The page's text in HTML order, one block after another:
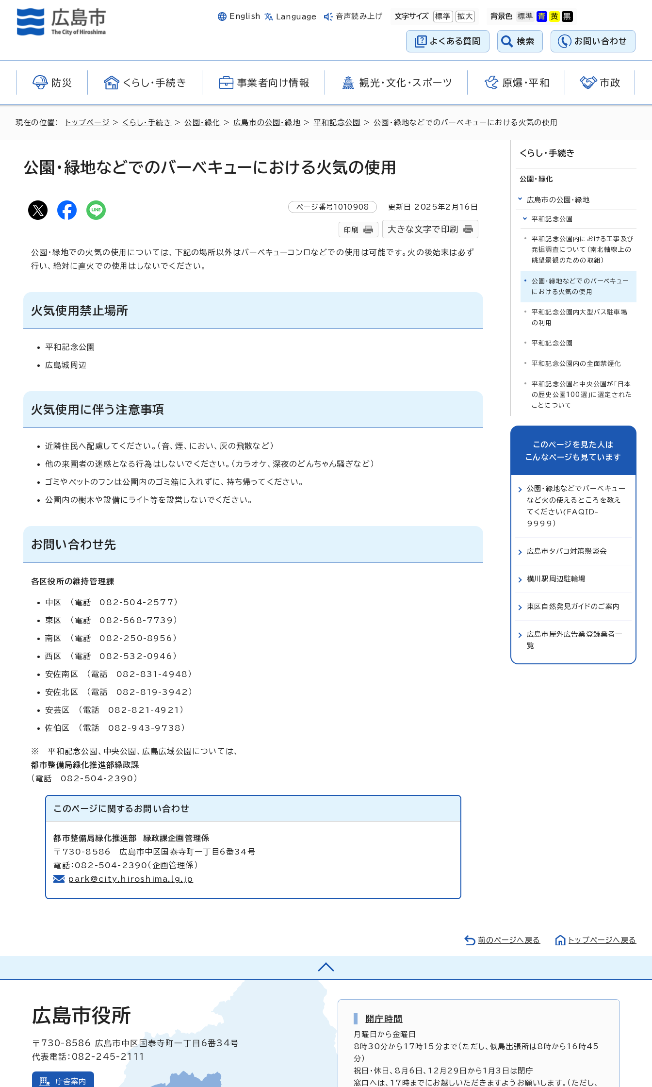
English Language 音声読み上げ 文字サイズ 標準 拡大 背景色
よくある質問 検索 お問い合わせ
防災 くらし・手続き 事業者向け情報 観光・文化・スポーツ 原爆・平和 市政
現在の位置： トップページ > くらし・手続き >公園・緑化 > 広島市の公園・緑地 >平和記念公園 > 公園・緑地などでのバーベキューにおける火気の使用
公園・緑地などでのバーベキューにおける火気の使用
ページ番号1010908 更新日 2025年2月 16 日
印刷 大きな文字で印刷
公園・緑地での火気の使用については、下記の場所以外はバーベキューコンロなどでの使用は可能です。火の後始末は必ず
行い、絶対に直火での使用はしないでください。
火気使用禁止場所
平和記念公園
広島城周辺
火気使用に伴う注意事項
近隣住民へ配慮してください。（音、煙、におい、灰の飛散など）
他の来園者の迷惑となる行為はしないでください。（カラオケ、深夜のどんちゃん騒ぎなど）
ゴミやペットのフンは公園内のゴミ箱に入れずに、持ち帰ってください。
公園内の樹木や設備にライト等を設営しないでください。
お問い合わせ先
各区役所の維持管理課
中区 （電話 082-504-2577）
東区 （電話 082-568-7739）
南区 （電話 082-250-8956）
西区 （電話 082-532-0946）
安佐南区 （電話 082-831-4948）
安佐北区 （電話 082-819-3942）
安芸区 （電話 082-821-4921）
佐伯区 （電話 082-943-9738）
※ 平和記念公園、中央公園、広島広域公園については、
都市整備局緑化推進部緑政課
（電話 082-504-2390）
このページに関する お問い合わせ
都市整備局緑化推進部 緑政課企画管理係
〒730-8586 広島市中区国泰寺町一丁目6番34号
電話：082-504-2390（企画管理係）
park@city.hiroshima.lg.jp
くらし・手続き
公園・緑化
広島市の公園・緑地
平和記念公園
平和記念公園内における工事及び
発掘調査について（南北軸線上の
眺望景観のための取組）
公園・緑地などでのバーベキュー
における火気の使用
平和記念公園内大型バス駐車場
の利用
平和記念公園
平和記念公園内の全面禁煙化
平和記念公園と中央公園が「日本
の歴史公園100選」に選定された
ことについて
このページを見た人は
こんなページも見ています
公園・緑地などでバーベキュー
など火の使えるところを教え
てください(FAQID-
9999）
広島市タバコ対策懇談会
横川駅周辺駐輪場
東区自然発見ガイドのご案内
広島市屋外広告業登録業者一
覧
前のページへ戻る トップページへ戻る
広島市役所
〒730-8586
広島市中区国泰寺町一丁目6番34号
代表電話：082-245-2111
庁舎案内
開庁時間
月曜日から金曜日
8時30分から17時15分まで（ただし、似島出張所は8時から16時45
分）
祝日・休日、8月6日、12月29日から1月3日は閉庁
窓口へは、17時までにお越しいただきますようお願いします。（ただし、